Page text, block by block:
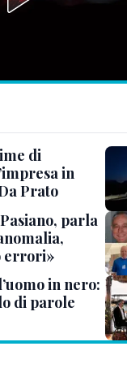
di
in
Prato
parla
errori»
in nero:
di parole